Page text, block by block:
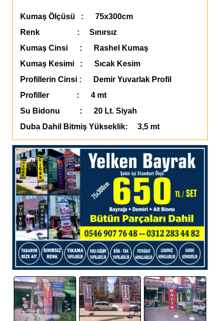
Kumaş Ölçüsü : 75x300cm
Renk : Sınırsız
Kumaş Cinsi : Rashel Kumaş
Kumaş Kesimi : Sıcak Kesim
Profillerin Cinsi : Demir Yuvarlak Profil
Profiller : 4 mt
Su Bidonu : 20 Lt. Siyah
Duba Dahil Bitmiş Yükseklik: 3,5 mt